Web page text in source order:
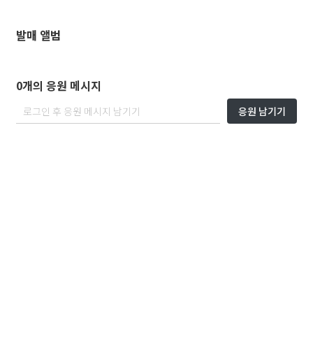
발매 앨범
0개의 응원 메시지
응원 남기기